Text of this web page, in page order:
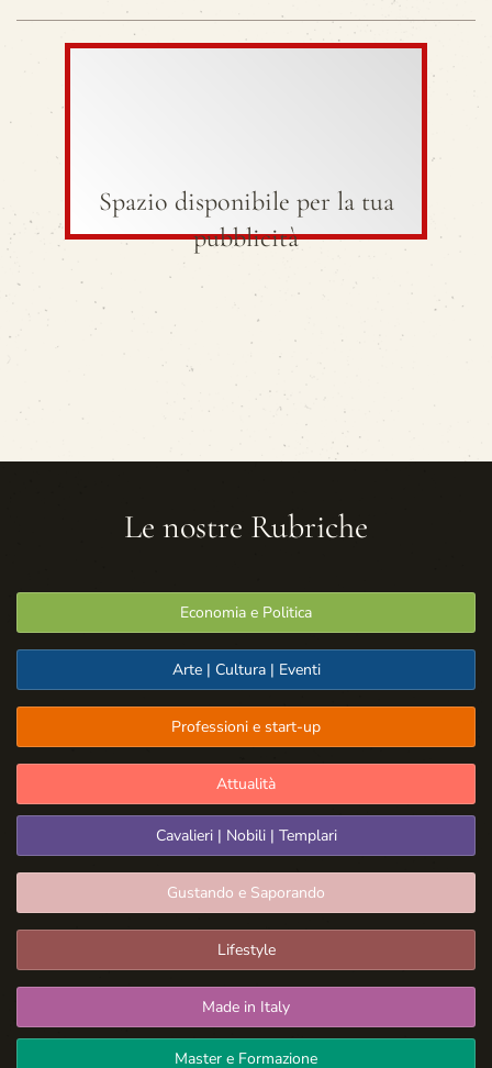
Spazio disponibile per la tua
pubblicità
Le nostre Rubriche
Economia e Politica
Arte | Cultura | Eventi
Professioni e start-up
Attualità
Cavalieri | Nobili | Templari
Gustando e Saporando
Lifestyle
Made in Italy
Master e Formazione